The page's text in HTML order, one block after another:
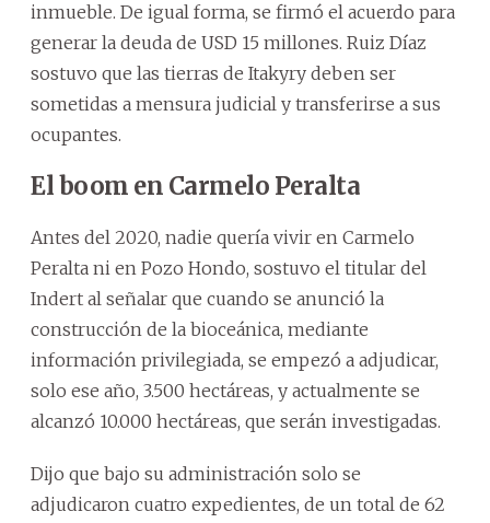
inmueble. De igual forma, se firmó el acuerdo para
generar la deuda de USD 15 millones. Ruiz Díaz
sostuvo que las tierras de Itakyry deben ser
sometidas a mensura judicial y transferirse a sus
ocupantes.
El boom en Carmelo Peralta
Antes del 2020, nadie quería vivir en Carmelo
Peralta ni en Pozo Hondo, sostuvo el titular del
Indert al señalar que cuando se anunció la
construcción de la bioceánica, mediante
información privilegiada, se empezó a adjudicar,
solo ese año, 3.500 hectáreas, y actualmente se
alcanzó 10.000 hectáreas, que serán investigadas.
Dijo que bajo su administración solo se
adjudicaron cuatro expedientes, de un total de 62